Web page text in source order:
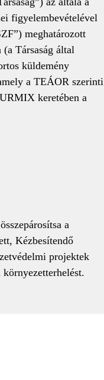
figyelembevételével
meghatározott
Társaság által
küldemény
a TEÁOR szerinti
keretében a
a
Kézbesítendő
projektek
környezetterhelést.